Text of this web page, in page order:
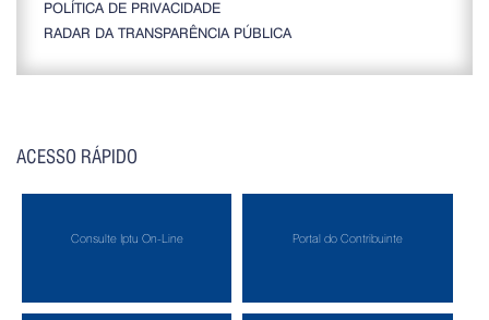
POLÍTICA DE PRIVACIDADE
RADAR DA TRANSPARÊNCIA PÚBLICA
ACESSO RÁPIDO
Consulte Iptu On-Line Portal do Contribuinte